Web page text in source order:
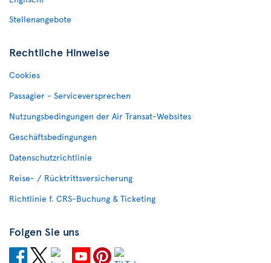
Stellenangebote
Rechtliche Hinweise
Cookies
Passagier - Serviceversprechen
Nutzungsbedingungen der Air Transat-Websites
Geschäftsbedingungen
Datenschutzrichtlinie
Reise- / Rücktrittsversicherung
Richtlinie f. CRS-Buchung & Ticketing
Folgen Sie uns